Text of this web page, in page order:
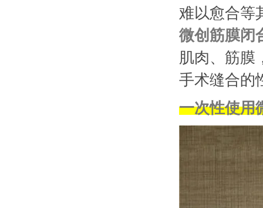
难以愈合等
微创筋膜闭
肌肉、筋膜
手术缝合的
一次性使用